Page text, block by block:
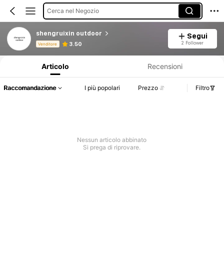
Cerca nel Negozio
shengruixin outdoor
Venditore 3.50
Segui
2 Follower
Articolo Recensioni
Raccomandazione I più popolari Prezzo Filtro
Nessun articolo abbinato
Si prega di riprovare.